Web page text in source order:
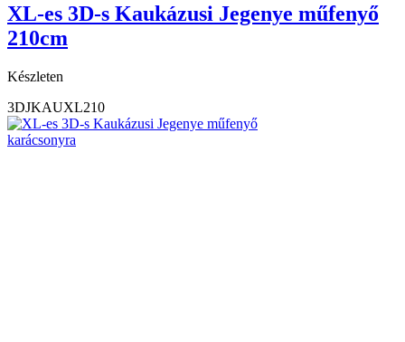
XL-es 3D-s Kaukázusi Jegenye műfenyő
210cm
Készleten
3DJKAUXL210